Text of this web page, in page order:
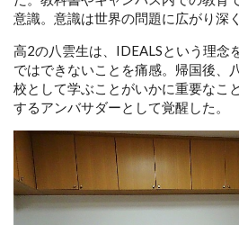
意識。意識は世界の問題に広がり深
高2の八雲生は、IDEALSという理念
ではできないことを痛感。帰国後、
校として学ぶことがいかに重要なこ
するアンバサダーとして覚醒した。